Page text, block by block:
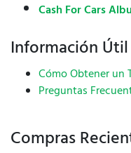
Cash For Cars
Información Útil
Cómo Obtener
Preguntas
Compras